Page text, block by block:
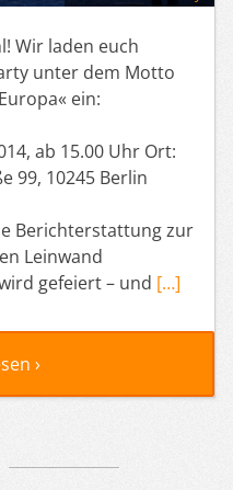
Wir laden euch
unter dem Motto
ein:
ab 15.00 Uhr Ort:
99, 10245 Berlin
Berichterstattung zur
Leinwand
gefeiert – und […]
›